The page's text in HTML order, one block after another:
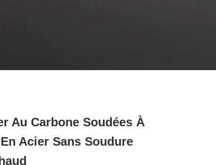
Au Carbone Soudées À
Acier Sans Soudure